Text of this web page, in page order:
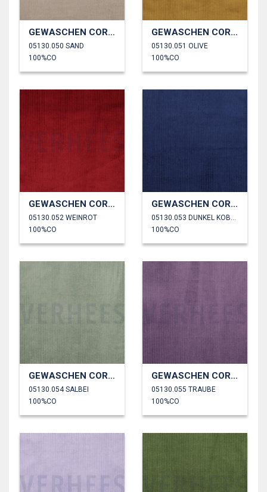
GEWASCHEN CORD 4.5W
05130.050 SAND
100%CO
GEWASCHEN CORD 4.5W
05130.051 OLIVE
100%CO
GEWASCHEN CORD 4.5W
05130.052 WEINROT
100%CO
GEWASCHEN CORD 4.5W
100%CO
GEWASCHEN CORD 4.5W
05130.054 SALBEI
100%CO
GEWASCHEN CORD 4.5W
05130.055 TRAUBE
100%CO